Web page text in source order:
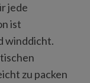
jede
ist
winddicht.
zu packen